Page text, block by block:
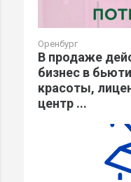
Оренбург
В продаже
бизнес в
красоты,
центр ...